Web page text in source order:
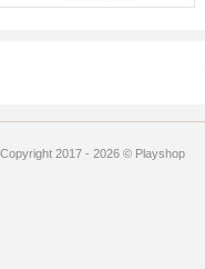
Copyright 2017 - 2026 © Playshop